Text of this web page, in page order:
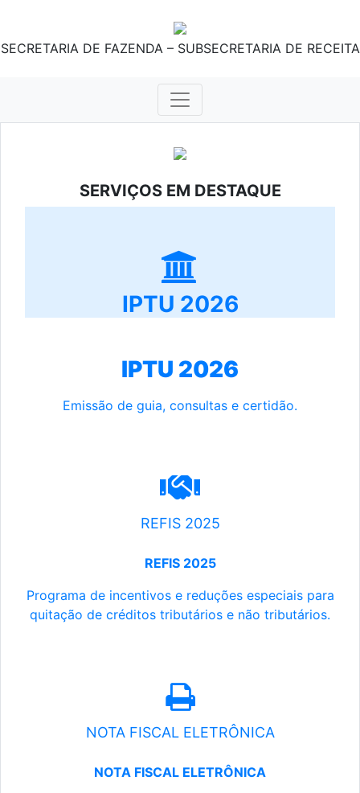
SECRETARIA DE FAZENDA – SUBSECRETARIA DE RECEITA
SERVIÇOS EM DESTAQUE
IPTU 2026
IPTU 2026
Emissão de guia, consultas e certidão.
REFIS 2025
REFIS 2025
Programa de incentivos e reduções especiais para
quitação de créditos tributários e não tributários.
NOTA FISCAL ELETRÔNICA
NOTA FISCAL ELETRÔNICA